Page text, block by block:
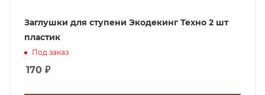
Заглушки для ступени Экодекинг Техно 2 шт
пластик
Под заказ
170 ₽